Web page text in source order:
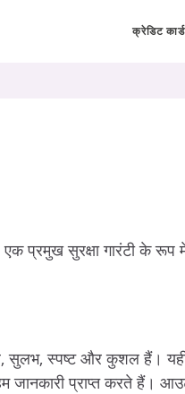
क्रेडिट
प्रमुख सुरक्षा गारंटी के रूप
सुलभ, स्पष्ट और कुशल हैं।
प्राप्त करते हैं।